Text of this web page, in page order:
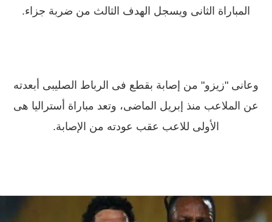
المباراة الثانى ويسجل الهدف الثالث من ضربة جزاء.
وعانى "زيزو" من إصابة بقطع فى الرباط الصليبى أبعدته
عن الملاعب منذ إبريل الماضى، وتعد مباراة أستراليا هى
الأولى للاعب عقب عودته من الإصابة.